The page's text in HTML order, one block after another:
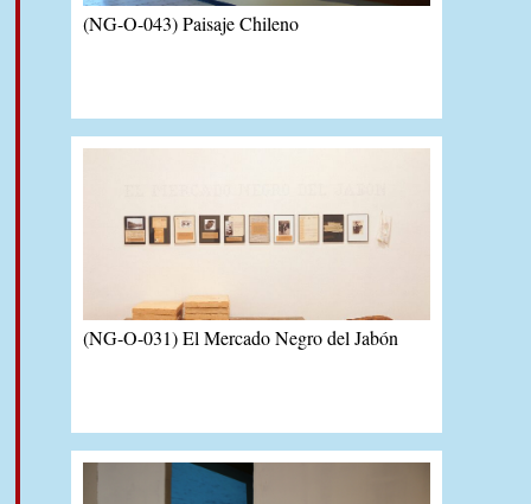
(NG-O-043) Paisaje Chileno
(NG-O-031) El Mercado Negro del Jabón